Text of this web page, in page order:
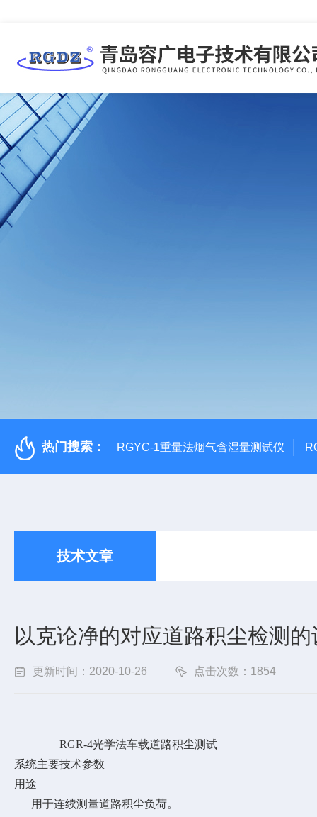
热门搜索： RGYC-1重量法烟气含湿量测试仪
技术文章
以克论净的对应道路积尘检测的
更新时间：2020-10-26 点击次数：1854
RGR-4光学法车载道路积尘测试
系统主要技术参数
用途
用于连续测量道路积尘负荷。